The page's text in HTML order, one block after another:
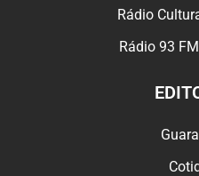
Rádio
Rádio 93